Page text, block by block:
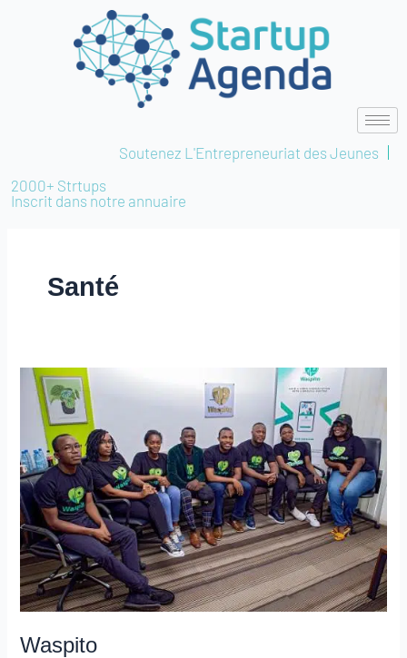
Soutenez L'Entrepreneuriat des Jeunes
2000+ Strtups
Inscrit dans notre annuaire
Santé
Waspito
Waspito